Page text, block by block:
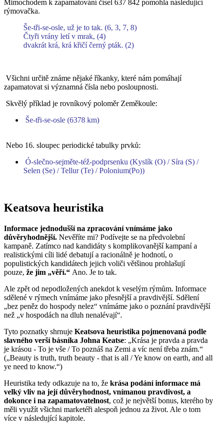
Mimochodem k zapamatování čísel 637 842 pomohla následující
rýmovačka.
Še-tři-se-osle, už je to tak. (6, 3, 7, 8)
Čtyři vrány letí v mrak, (4)
dvakrát krá, krá křičí černý pták. (2)
Všichni určitě známe nějaké říkanky, které nám pomáhají
zapamatovat si významná čísla nebo posloupnosti.
Skvělý příklad je rovníkový poloměr Zeměkoule:
Še-tři-se-osle (6378 km)
Nebo 16. sloupec periodické tabulky prvků:
Ó-slečno-sejměte-též-podprsenku (Kyslík (O) / Síra (S) /
Selen (Se) / Tellur (Te) / Polonium(Po))
Keatsova heuristika
Informace jednodušší na zpracování vnímáme jako
důvěryhodnější. Nevěříte mi? Podívejte se na předvolební
kampaně. Zatímco nad kandidáty s komplikovanější kampaní a
realistickými cíli lidé debatují a racionálně je hodnotí, o
populistických kandidátech jejich voliči většinou prohlašují
pouze, že jim „věří.“ Ano. Je to tak.
Ale zpět od nepodložených anekdot k veselým rýmům. Informace
sdělené v rýmech vnímáme jako přesnější a pravdivější. Sdělení
„bez peněz do hospody nelez“ vnímáme jako o poznání pravdivější
než „v hospodách na dluh nenalévají“.
Tyto poznatky shrnuje Keatsova heuristika pojmenovaná podle
slavného verší básníka Johna Keatse: „Krása je pravda a pravda
je krásou - To je vše / To poznáš na Zemi a víc není třeba znám.“
(„Beauty is truth, truth beauty - that is all / Ye know on earth, and all
ye need to know.“)
Heuristika tedy odkazuje na to, že krása podání informace má
velký vliv na její důvěryhodnost, vnímanou pravdivost, a
dokonce i na zapamatovatelnost, což je největší bonus, kterého by
měli využít všichni marketéři alespoň jednou za život. Ale o tom
více v následující kapitole.